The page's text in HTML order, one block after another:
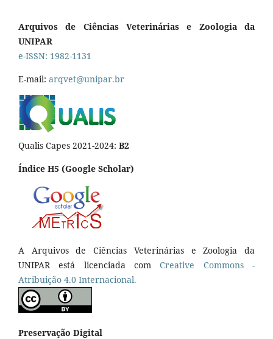
Arquivos de Ciências Veterinárias e Zoologia da
UNIPAR
e-ISSN: 1982-1131
E-mail: arqvet@unipar.br
Qualis Capes 2021-2024: B2
Índice H5 (Google Scholar)
A Arquivos de Ciências Veterinárias e Zoologia da
UNIPAR está licenciada comCreative Commons -
Atribuição 4.0 Internacional.
Preservação Digital